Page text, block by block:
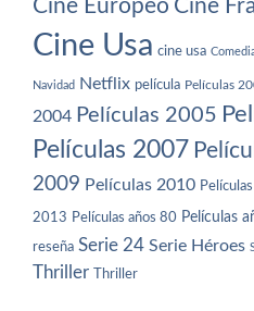
Cine Europeo Cine
Cine Usa cine usa
Navidad Netflix película Películas
2004 Películas 2005
Películas 2007
2009 Películas 2010
2013 Películas años 80 Películas
reseña Serie 24 Serie Héroes
Thriller Thriller